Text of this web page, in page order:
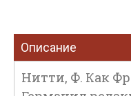
Описание
Нитти, Ф. Как